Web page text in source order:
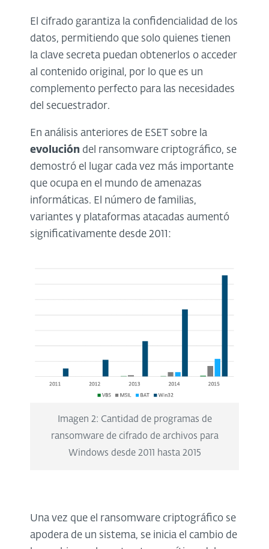
El cifrado garantiza la confidencialidad de los
datos, permitiendo que solo quienes tienen
la clave secreta puedan obtenerlos o acceder
al contenido original, por lo que es un
complemento perfecto para las necesidades
del secuestrador.
En análisis anteriores de ESET sobre la
evolución del ransomware criptográfico, se
demostró el lugar cada vez más importante
que ocupa en el mundo de amenazas
informáticas. El número de familias,
variantes y plataformas atacadas aumentó
significativamente desde 2011:
Imagen 2: Cantidad de programas de
ransomware de cifrado de archivos para
Windows desde 2011 hasta 2015
Una vez que el ransomware criptográfico se
apodera de un sistema, se inicia el cambio de